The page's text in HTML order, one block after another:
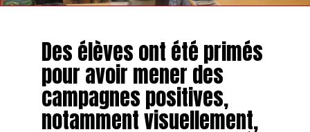
Des élèves ont été primés
pour avoir mener des
campagnes positives,
notamment visuellement,